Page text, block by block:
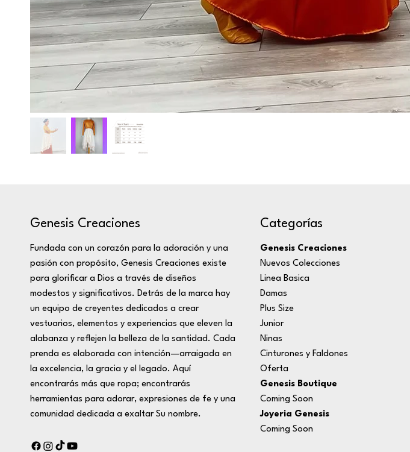
Genesis Creaciones
Fundada con un corazón para la adoración y una
pasión con propósito, Genesis Creaciones existe
para glorificar a Dios a través de diseños
modestos y significativos. Detrás de la marca hay
un equipo de creyentes dedicados a crear
vestuarios, elementos y experiencias que eleven la
alabanza y reflejen la belleza de la santidad. Cada
prenda es elaborada con intención—arraigada en
la excelencia, la gracia y el legado. Aquí
encontrarás más que ropa; encontrarás
herramientas para adorar, expresiones de fe y una
comunidad dedicada a exaltar Su nombre.
Categorías
Genesis Creaciones
Nuevos Colecciones
Linea Basica
Damas
Plus Size
Junior
Ninas
Cinturones y Faldones
Oferta
Genesis Boutique
Coming Soon
Joyeria Genesis
Coming Soon